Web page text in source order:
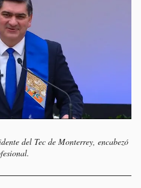
del Tec de Monterrey, encabezó